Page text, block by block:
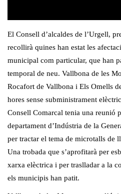
El Consell d’alcaldes de l’Urgell,
recollirà quines han estat les
municipal com particular, que han
temporal de neu. Vallbona de les
Rocafort de Vallbona i Els Omells
hores sense subministrament
Consell Comarcal tenia una reunió
departament d’Indústria de la
per tractar el tema de microtalls de
Una trobada que s’aprofitarà per
xarxa elèctrica i per traslladar a la
els municipis han patit.